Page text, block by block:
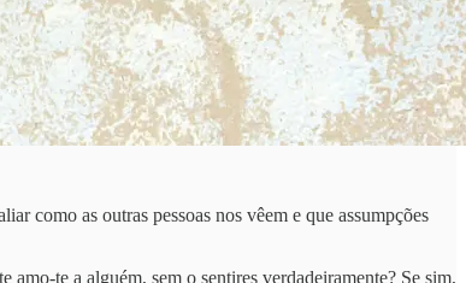
como as outras pessoas nos vêem e que assumpções
amo-te a alguém, sem o sentires verdadeiramente? Se sim,